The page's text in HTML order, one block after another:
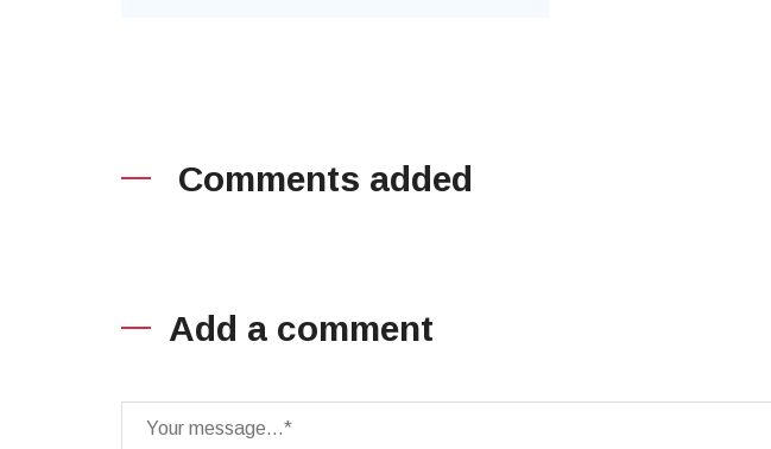
Comments added
Add a comment